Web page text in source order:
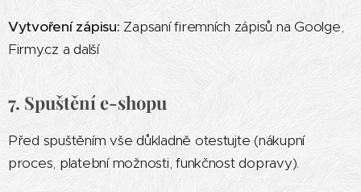
Vytvoření zápisu: Zapsaní firemních zápisů na Goolge,
Firmy.cz a další
7. Spuštění e-shopu
Před spuštěním vše důkladně otestujte (nákupní
proces, platební možnosti, funkčnost dopravy).